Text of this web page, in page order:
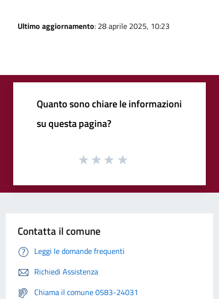
Ultimo aggiornamento: 28 aprile 2025, 10:23
Quanto sono chiare le informazioni
su questa pagina?
Contatta il comune
Leggi le domande frequenti
Richiedi Assistenza
Chiama il comune 0583-24031